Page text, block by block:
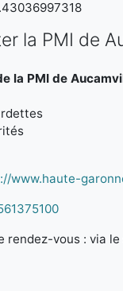
la PMI de
la PMI de
www.haute-
rendez-vous : via